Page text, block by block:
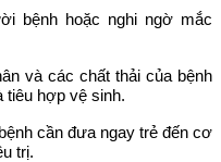
bệnh hoặc nghi ngờ mắc
và các chất thải của bệnh
tiêu hợp vệ sinh.
cần đưa ngay trẻ đến cơ
trị.